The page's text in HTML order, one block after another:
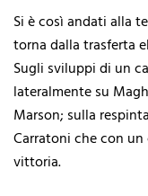
Si è così andati alla
torna dalla trasferta
Sugli sviluppi di un
lateralmente su
Marson; sulla
Carratoni che con
vittoria.